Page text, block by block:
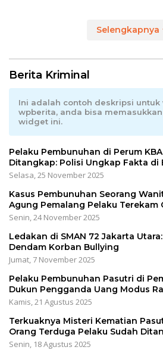
Selengkapnya
Berita Kriminal
Ini adalah contoh deskripsi
wpberita, anda bisa
widget ini.
Pelaku Pembunuhan di Perum
Ditangkap: Polisi Ungkap Fakta di
Selasa, 25 November 2025
Kasus Pembunuhan Seorang
Agung Pemalang Pelaku Terekam
Senin, 24 November 2025
Ledakan di SMAN 72 Jakarta
Dendam Korban Bullying
Jumat, 7 November 2025
Pelaku Pembunuhan Pasutri di
Dukun Pengganda Uang Modus
Kamis, 21 Agustus 2025
Terkuaknya Misteri Kematian
Orang Terduga Pelaku Sudah
Senin, 18 Agustus 2025